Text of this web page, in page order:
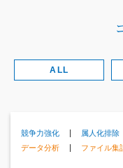
土日
ALL
競争力強化
属人化排除
データ分析
ファイル集